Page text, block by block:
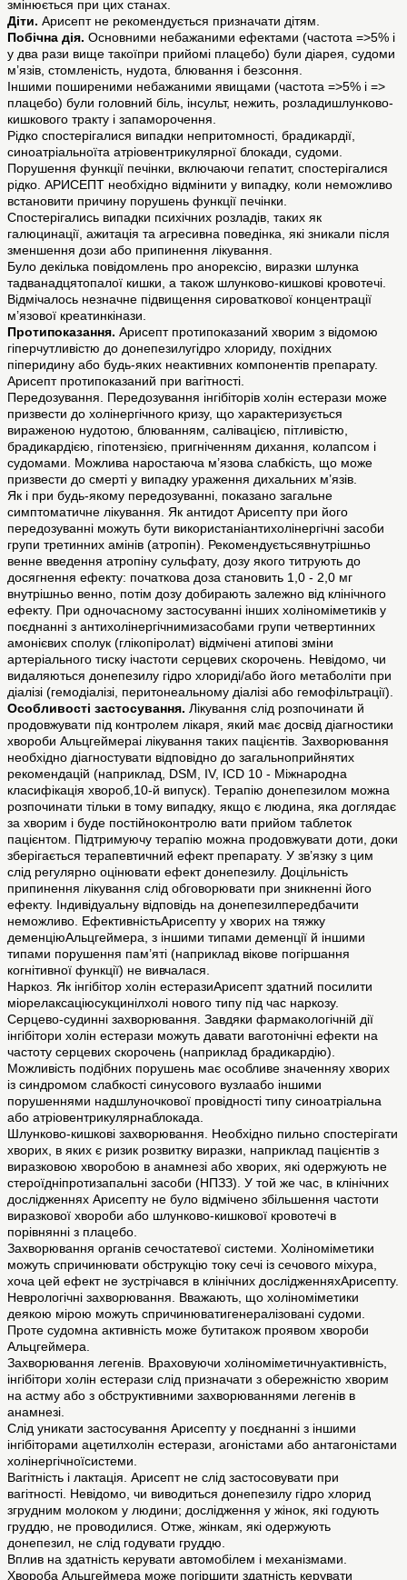
змінюється при цих станах.
Діти. Арисепт не рекомендується призначати дітям.
Побічна дія. Основними небажаними ефектами (частота =>5% і
у два рази вище такоїпри прийомі плацебо) були діарея, судоми
м’язів, стомленість, нудота, блювання і безсоння.
Іншими поширеними небажаними явищами (частота =>5% і =>
плацебо) були головний біль, інсульт, нежить, розладишлунково-
кишкового тракту і запаморочення.
Рідко спостерігалися випадки непритомності, брадикардії,
синоатріальноїта атріовентрикулярної блокади, судоми.
Порушення функції печінки, включаючи гепатит, спостерігалися
рідко. АРИСЕПТ необхідно відмінити у випадку, коли неможливо
встановити причину порушень функції печінки.
Спостерігались випадки психічних розладів, таких як
галюцинації, ажитація та агресивна поведінка, які зникали після
зменшення дози або припинення лікування.
Було декілька повідомлень про анорексію, виразки шлунка
тадванадцятопалої кишки, а також шлунково-кишкові кровотечі.
Відмічалось незначне підвищення сироваткової концентрації
м’язової креатинкінази.
Протипоказання. Арисепт протипоказаний хворим з відомою
гіперчутливістю до донепезилугідро хлориду, похідних
піперидину або будь-яких неактивних компонентів препарату.
Арисепт протипоказаний при вагітності.
Передозування. Передозування інгібіторів холін естерази може
призвести до холінергічного кризу, що характеризується
вираженою нудотою, блюванням, салівацією, пітливістю,
брадикардією, гіпотензією, пригніченням дихання, колапсом і
судомами. Можлива наростаюча м’язова слабкість, що може
призвести до смерті у випадку ураження дихальних м’язів.
Як і при будь-якому передозуванні, показано загальне
симптоматичне лікування. Як антидот Арисепту при його
передозуванні можуть бути використаніантихолінергічні засоби
групи третинних амінів (атропін). Рекомендуєтьсявнутрішньо
венне введення атропіну сульфату, дозу якого титрують до
досягнення ефекту: початкова доза становить 1,0 - 2,0 мг
внутрішньо венно, потім дозу добирають залежно від клінічного
ефекту. При одночасному застосуванні інших холіноміметиків у
поєднанні з антихолінергічнимизасобами групи четвертинних
амонієвих сполук (глікопіролат) відмічені атипові зміни
артеріального тиску ічастоти серцевих скорочень. Невідомо, чи
видаляються донепезилу гідро хлориді/або його метаболіти при
діалізі (гемодіалізі, перитонеальному діалізі або гемофільтрації).
Особливості застосування. Лікування слід розпочинати й
продовжувати під контролем лікаря, який має досвід діагностики
хвороби Альцгеймераі лікування таких пацієнтів. Захворювання
необхідно діагностувати відповідно до загальноприйнятих
рекомендацій (наприклад, DSM, IV, ICD 10 - Міжнародна
класифікація хвороб,10-й випуск). Терапію донепезилом можна
розпочинати тільки в тому випадку, якщо є людина, яка доглядає
за хворим і буде постійноконтролю вати прийом таблеток
пацієнтом. Підтримуючу терапію можна продовжувати доти, доки
зберігається терапевтичний ефект препарату. У зв’язку з цим
слід регулярно оцінювати ефект донепезилу. Доцільність
припинення лікування слід обговорювати при зникненні його
ефекту. Індивідуальну відповідь на донепезилпередбачити
неможливо. ЕфективністьАрисепту у хворих на тяжку
деменціюАльцгеймера, з іншими типами деменції й іншими
типами порушення пам’яті (наприклад вікове погіршання
когнітивної функції) не вивчалася.
Наркоз. Як інгібітор холін естеразиАрисепт здатний посилити
міорелаксаціюсукцинілхолі нового типу під час наркозу.
Серцево-судинні захворювання. Завдяки фармакологічній дії
інгібітори холін естерази можуть давати ваготонічні ефекти на
частоту серцевих скорочень (наприклад брадикардію).
Можливість подібних порушень має особливе значенняу хворих
із синдромом слабкості синусового вузлаабо іншими
порушеннями надшлуночкової провідності типу синоатріальна
або атріовентрикулярнаблокада.
Шлунково-кишкові захворювання. Необхідно пильно спостерігати
хворих, в яких є ризик розвитку виразки, наприклад пацієнтів з
виразковою хворобою в анамнезі або хворих, які одержують не
стероїдніпротизапальні засоби (НПЗЗ). У той же час, в клінічних
дослідженнях Арисепту не було відмічено збільшення частоти
виразкової хвороби або шлунково-кишкової кровотечі в
порівнянні з плацебо.
Захворювання органів сечостатевої системи. Холіноміметики
можуть спричинювати обструкцію току сечі із сечового міхура,
хоча цей ефект не зустрічався в клінічних дослідженняхАрисепту.
Неврологічні захворювання. Вважають, що холіноміметики
деякою мірою можуть спричинюватигенералізовані судоми.
Проте судомна активність може бутитакож проявом хвороби
Альцгеймера.
Захворювання легенів. Враховуючи холіноміметичнуактивність,
інгібітори холін естерази слід призначати з обережністю хворим
на астму або з обструктивними захворюваннями легенів в
анамнезі.
Слід уникати застосування Арисепту у поєднанні з іншими
інгібіторами ацетилхолін естерази, агоністами або антагоністами
холінергічноїсистеми.
Вагітність і лактація. Арисепт не слід застосовувати при
вагітності. Невідомо, чи виводиться донепезилу гідро хлорид
згрудним молоком у людини; дослідження у жінок, які годують
груддю, не проводилися. Отже, жінкам, які одержують
донепезил, не слід годувати груддю.
Вплив на здатність керувати автомобілем і механізмами.
Хвороба Альцгеймера може погіршити здатність керувати